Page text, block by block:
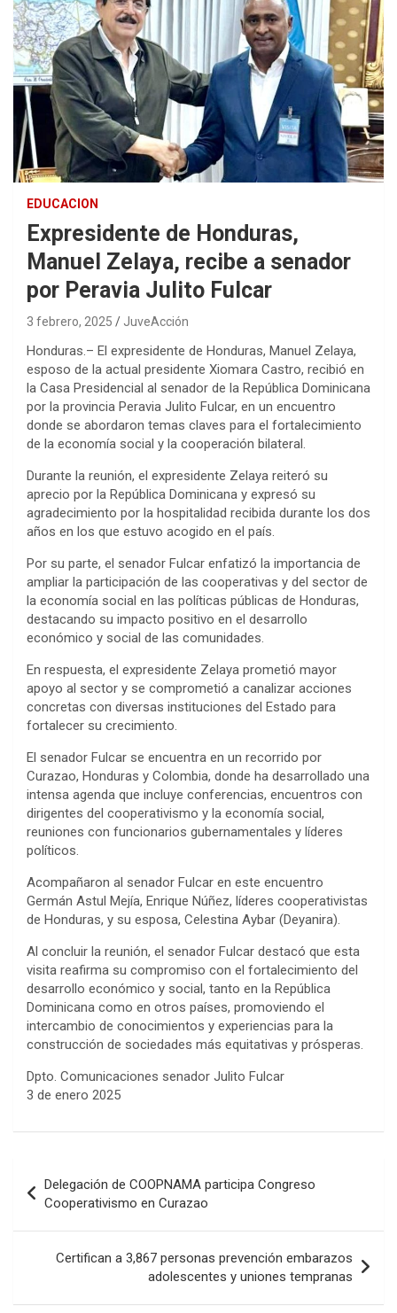
EDUCACION
Expresidente de Honduras,
Manuel Zelaya, recibe a senador
por Peravia Julito Fulcar
3 febrero, 2025 JuveAcción
Honduras.– El expresidente de Honduras, Manuel Zelaya,
esposo de la actual presidente Xiomara Castro, recibió en
la Casa Presidencial al senador de la República Dominicana
por la provincia Peravia Julito Fulcar, en un encuentro
donde se abordaron temas claves para el fortalecimiento
de la economía social y la cooperación bilateral.
Durante la reunión, el expresidente Zelaya reiteró su
aprecio por la República Dominicana y expresó su
agradecimiento por la hospitalidad recibida durante los dos
años en los que estuvo acogido en el país.
Por su parte, el senador Fulcar enfatizó la importancia de
ampliar la participación de las cooperativas y del sector de
la economía social en las políticas públicas de Honduras,
destacando su impacto positivo en el desarrollo
económico y social de las comunidades.
En respuesta, el expresidente Zelaya prometió mayor
apoyo al sector y se comprometió a canalizar acciones
concretas con diversas instituciones del Estado para
fortalecer su crecimiento.
El senador Fulcar se encuentra en un recorrido por
Curazao, Honduras y Colombia, donde ha desarrollado una
intensa agenda que incluye conferencias, encuentros con
dirigentes del cooperativismo y la economía social,
reuniones con funcionarios gubernamentales y líderes
políticos.
Acompañaron al senador Fulcar en este encuentro
Germán Astul Mejía, Enrique Núñez, líderes cooperativistas
de Honduras, y su esposa, Celestina Aybar (Deyanira).
Al concluir la reunión, el senador Fulcar destacó que esta
visita reafirma su compromiso con el fortalecimiento del
desarrollo económico y social, tanto en la República
Dominicana como en otros países, promoviendo el
intercambio de conocimientos y experiencias para la
construcción de sociedades más equitativas y prósperas.
Dpto. Comunicaciones senador Julito Fulcar
3 de enero 2025
de
entradas
Delegación de COOPNAMA participa Congreso
Cooperativismo en Curazao
Certifican a 3,867 personas prevención embarazos
adolescentes y uniones tempranas